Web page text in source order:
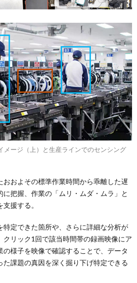
メージ（上）と生産ラインでのセンシング
おおよその標準作業時間から乖離した遅
把握、作業の「ムリ・ムダ・ムラ」と
援する。
特定できた箇所や、さらに詳細な分析が
クリック1回で該当時間帯の録画映像にア
の様子を映像で確認することで、データ
た課題の真因を深く掘り下げ特定できる